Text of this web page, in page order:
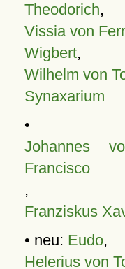
Theodorich,
Vissia von
Wigbert,
Wilhelm von
Synaxarium
•
Johannes
Francisco
,
Franziskus
• neu: Eudo,
Helerius von